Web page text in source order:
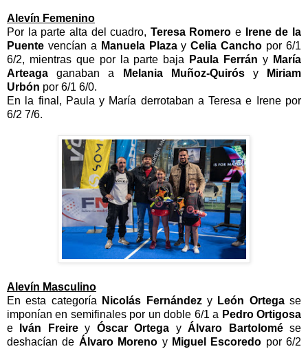
Alevín Femenino
Por la parte alta del cuadro, Teresa Romero e
Irene de la
Puente vencían a Manuela PlazayCelia Cancho por 6/1
6/2, mientras que por la parte baja
Paula Ferrán y María
Arteaga ganaban a Melania Muñoz-Quirósy
Miriam
Urbón por 6/1 6/0.
En la final, Paula y María derrotaban a Teresa e Irene por
6/2 7/6.
Alevín Masculino
En esta categoría
Nicolás Fernándezy León Ortegase
imponían en semifinales por un doble 6/1 a Pedro Ortigosa
e
Iván Freirey Óscar Ortega yÁlvaro Bartolomése
deshacían de Álvaro Moreno y Miguel Escoredo por 6/2